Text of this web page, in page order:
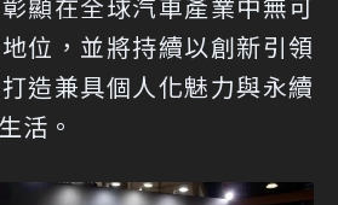
顯在全球汽車產業中無可
位，並將持續以創新引領
造兼具個人化魅力與永續
活。